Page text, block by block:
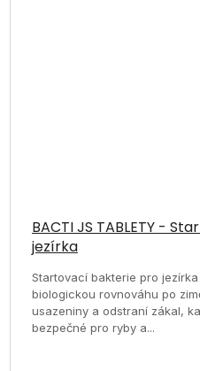
BACTI JS TABLETY -
jezírka
Startovací bakterie pro
biologickou rovnováhu po
usazeniny a odstraní zákal,
bezpečné pro ryby a...